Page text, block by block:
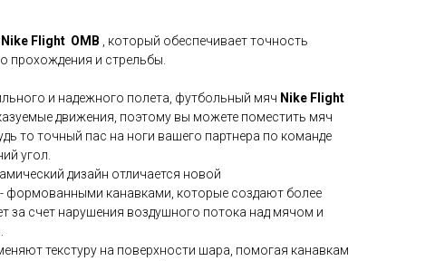
Nike Flight OMB , который обеспечивает точность
прохождения и стрельбы.
и надежного полета, футбольный мяч Nike Flight
движения, поэтому вы можете поместить мяч
то точный пас на ноги вашего партнера по команде
угол.
дизайн отличается новой
- формованными канавками, которые создают более
за счет нарушения воздушного потока над мячом и
текстуру на поверхности шара, помогая канавкам